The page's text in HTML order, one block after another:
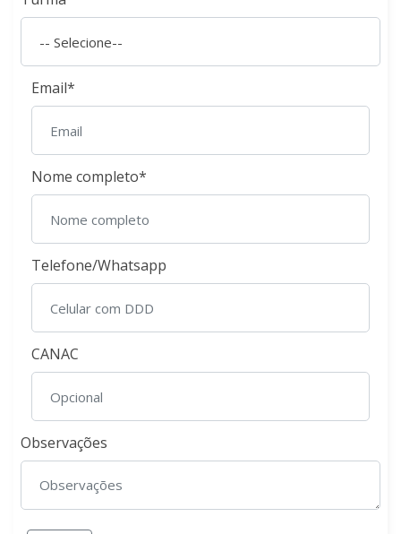
Email*
Nome completo*
Telefone/Whatsapp
CANAC
Observações